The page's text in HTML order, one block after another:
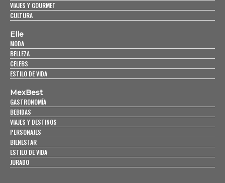
VIAJES Y GOURMET
CULTURA
Elle
MODA
BELLEZA
CELEBS
ESTILO DE VIDA
MexBest
GASTRONOMÍA
BEBIDAS
VIAJES Y DESTINOS
PERSONAJES
BIENESTAR
ESTILO DE VIDA
JURADO